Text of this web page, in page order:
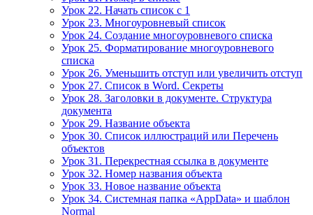
Урок 22. Начать список с 1
Урок 23. Многоуровневый список
Урок 24. Создание многоуровневого списка
Урок 25. Форматирование многоуровневого
списка
Урок 26. Уменьшить отступ или увеличить отступ
Урок 27. Список в Word. Секреты
Урок 28. Заголовки в документе. Структура
документа
Урок 29. Название объекта
Урок 30. Список иллюстраций или Перечень
объектов
Урок 31. Перекрестная ссылка в документе
Урок 32. Номер названия объекта
Урок 33. Новое название объекта
Урок 34. Системная папка «AppData» и шаблон
Normal